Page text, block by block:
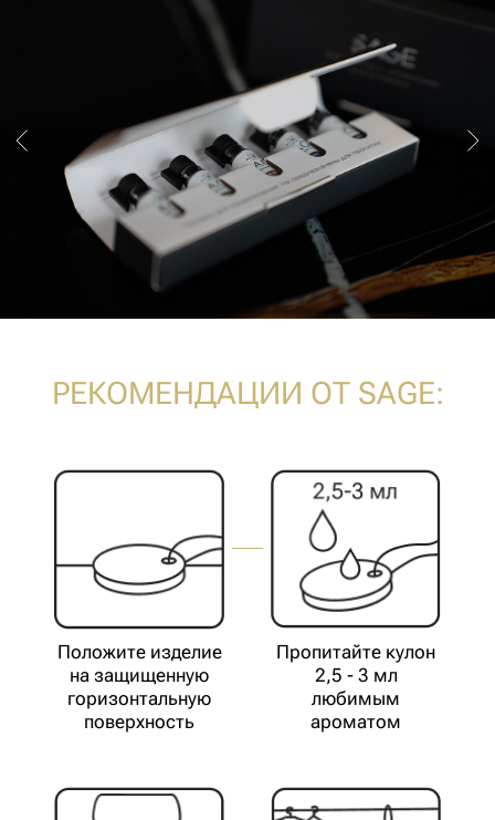
Обновляйте
аромат на саше
Ароматы разработаны в Германии на
парфюмерном производстве с
соблюдением всех требований
применению в детских, медицинских
учреждениях.